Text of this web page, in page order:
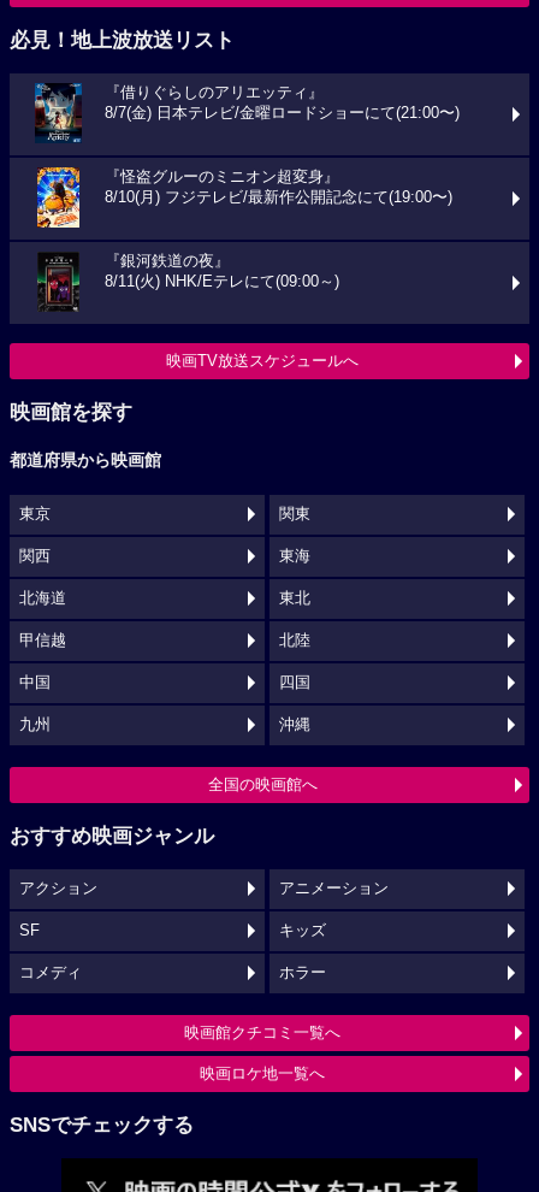
必見！地上波放送リスト
『借りぐらしのアリエッティ』
8/7(金) 日本テレビ/金曜ロードショーにて(21:00〜)
『怪盗グルーのミニオン超変身』
8/10(月) フジテレビ/最新作公開記念にて(19:00〜)
『銀河鉄道の夜』
8/11(火) NHK/Eテレにて(09:00～)
映画TV放送スケジュールへ
映画館を探す
都道府県から映画館
東京 関東
関西 東海
北海道 東北
甲信越 北陸
中国 四国
九州 沖縄
全国の映画館へ
おすすめ映画ジャンル
アクション アニメーション
SF キッズ
コメディ ホラー
映画館クチコミ一覧へ
映画ロケ地一覧へ
SNSでチェックする